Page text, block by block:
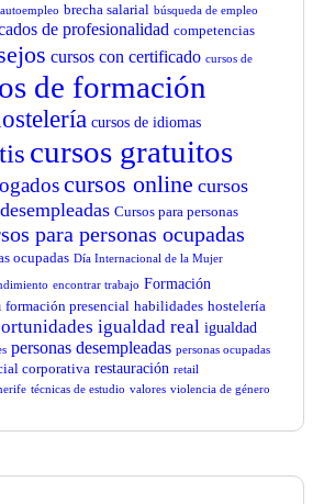
autoempleo brecha salarial búsqueda de empleo
de profesionalidad competencias
cursos con certificado cursos de
de formación
cursos de idiomas
cursos gratuitos
cursos online cursos
Cursos para personas
para personas ocupadas
ocupadas Día Internacional de la Mujer
encontrar trabajo Formación
formación presencial habilidades hostelería
igualdad real igualdad
personas desempleadas personas ocupadas
corporativa restauración retail
técnicas de estudio valores violencia de género